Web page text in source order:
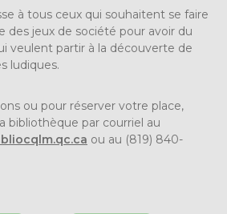
à tous ceux qui souhaitent se faire
des jeux de société pour avoir du
veulent partir à la découverte de
ludiques.
ou pour réserver votre place,
bibliothèque par courriel au
ou au (819) 840-